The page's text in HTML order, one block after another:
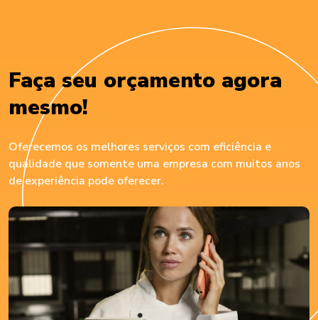
Faça seu orçamento agora
mesmo!
Oferecemos os melhores serviços com eficiência e
qualidade que somente uma empresa com muitos anos
de experiência pode oferecer.